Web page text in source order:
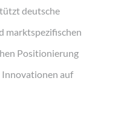
deutsche
marktspezifischen
Positionierung
Innovationen auf